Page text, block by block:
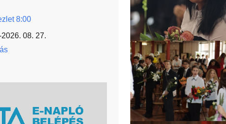
8:00
08. 27.